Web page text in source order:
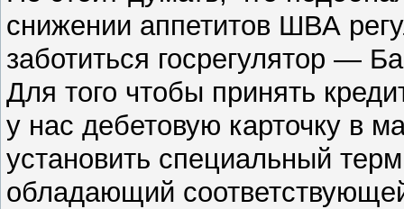
снижении аппетитов ШВА
заботиться госрегулятор —
Для того чтобы принять
у нас дебетовую карточку в
установить специальный
обладающий